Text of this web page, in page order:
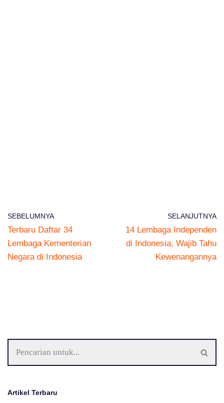
SEBELUMNYA
Terbaru Daftar 34
Lembaga Kementerian
Negara di Indonesia
SELANJUTNYA
14 Lembaga Independen
di Indonesia, Wajib Tahu
Kewenangannya
Artikel Terbaru